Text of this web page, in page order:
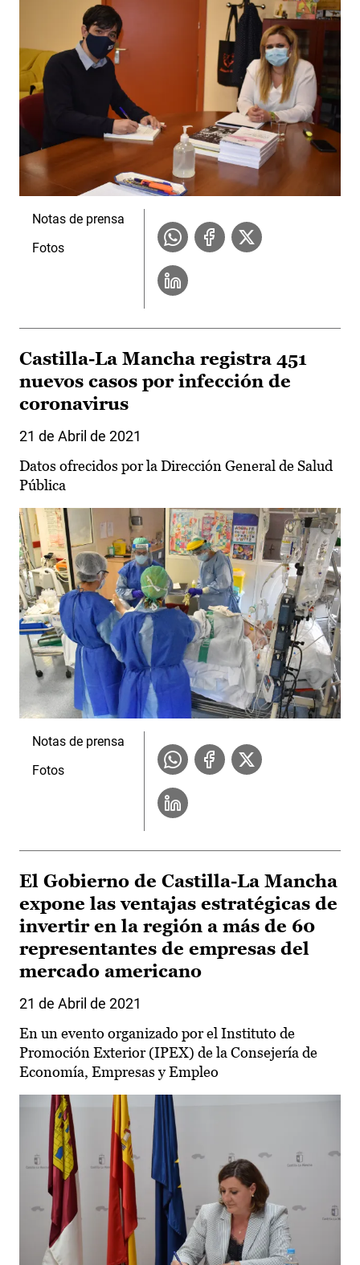
Notas de prensa
Fotos
Castilla-La Mancha registra 451
nuevos casos por infección de
coronavirus
21 de Abril de 2021
Datos ofrecidos por la Dirección General de Salud
Pública
Notas de prensa
Fotos
El Gobierno de Castilla-La Mancha
expone las ventajas estratégicas de
invertir en la región a más de 60
representantes de empresas del
mercado americano
21 de Abril de 2021
En un evento organizado por el Instituto de
Promoción Exterior (IPEX) de la Consejería de
Economía, Empresas y Empleo